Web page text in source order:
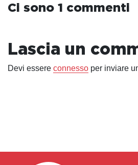
Ci sono 1 commenti
Lascia un
Devi essere connesso per inviare